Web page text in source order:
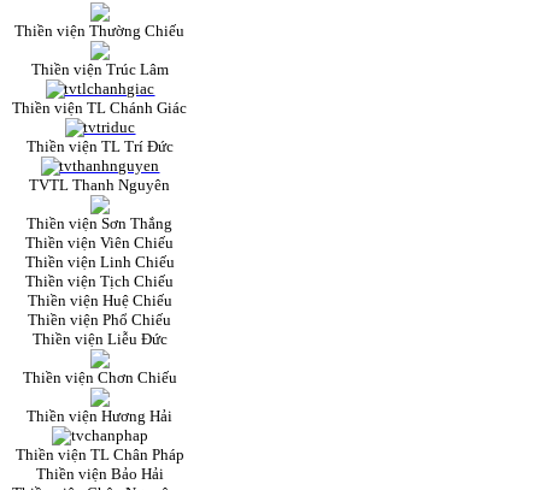
Thiền viện Thường Chiếu
Thiền viện Trúc Lâm
Thiền viện TL Chánh Giác
Thiền viện TL Trí Đức
TVTL Thanh Nguyên
Thiền viện Sơn Thắng
Thiền viện Viên Chiếu
Thiền viện Linh Chiếu
Thiền viện Tịch Chiếu
Thiền viện Huệ Chiếu
Thiền viện Phổ Chiếu
Thiền viện Liễu Đức
Thiền viện Chơn Chiếu
Thiền viện Hương Hải
Thiền viện TL Chân Pháp
Thiền viện Bảo Hải